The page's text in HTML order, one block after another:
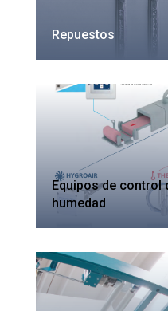
Repuestos
Equipos de control
humedad